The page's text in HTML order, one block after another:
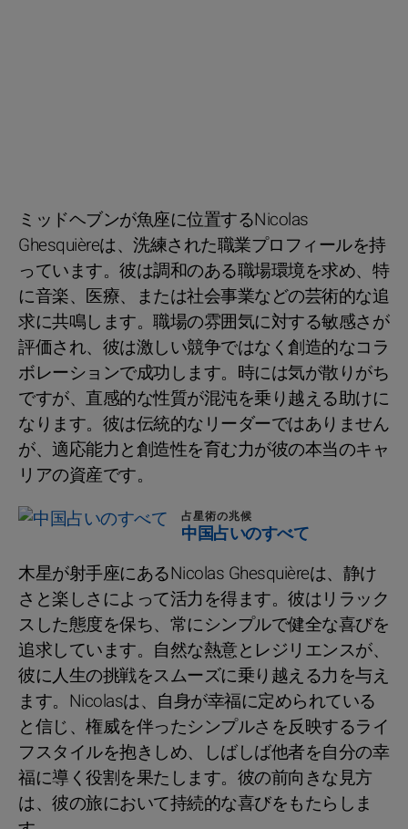
ミッドヘブンが魚座に位置するNicolas
Ghesquièreは、洗練された職業プロフィールを持
っています。彼は調和のある職場環境を求め、特
に音楽、医療、または社会事業などの芸術的な追
求に共鳴します。職場の雰囲気に対する敏感さが
評価され、彼は激しい競争ではなく創造的なコラ
ボレーションで成功します。時には気が散りがち
ですが、直感的な性質が混沌を乗り越える助けに
なります。彼は伝統的なリーダーではありません
が、適応能力と創造性を育む力が彼の本当のキャ
リアの資産です。
占星術の兆候
中国占いのすべて
木星が射手座にあるNicolas Ghesquièreは、静け
さと楽しさによって活力を得ます。彼はリラック
スした態度を保ち、常にシンプルで健全な喜びを
追求しています。自然な熱意とレジリエンスが、
彼に人生の挑戦をスムーズに乗り越える力を与え
ます。Nicolasは、自身が幸福に定められている
と信じ、権威を伴ったシンプルさを反映するライ
フスタイルを抱きしめ、しばしば他者を自分の幸
福に導く役割を果たします。彼の前向きな見方
は、彼の旅において持続的な喜びをもたらしま